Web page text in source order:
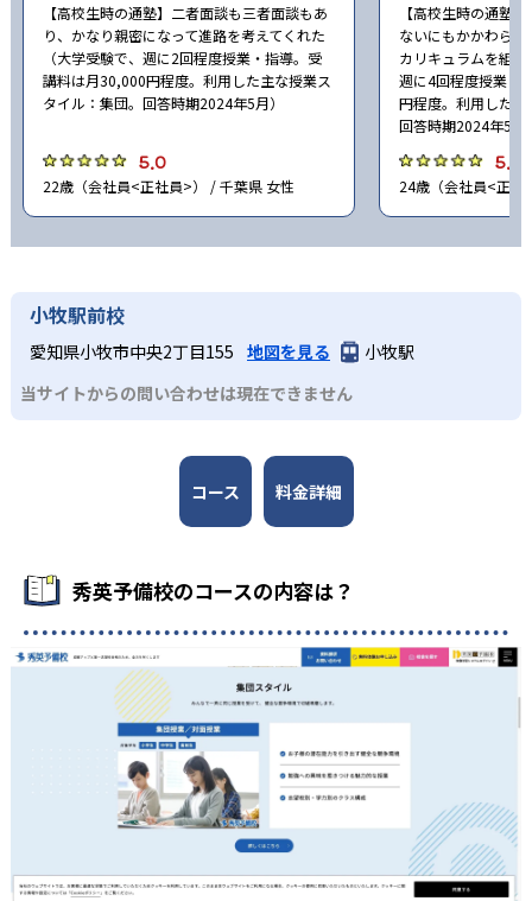
【高校生時の通塾】二者面談も三者面談もあ
り、かなり親密になって進路を考えてくれた
（大学受験で、週に2回程度授業・指導。受
講料は月30,000円程度。利用した主な授業ス
タイル：集団。回答時期2024年5月）
5.0
22歳（会社員<正社員>） / 千葉県 女性
【高校生時の通塾
ないにもかかわら
カリキュラムを組
週に4回程度授業・
円程度。利用した
回答時期2024年5月
5.0
24歳（会社員<正社
小牧駅前校
愛知県小牧市中央2丁目155 地図を見る
小牧駅
当サイトからの問い合わせは現在できません
コース 料金詳細
秀英予備校のコースの内容は？